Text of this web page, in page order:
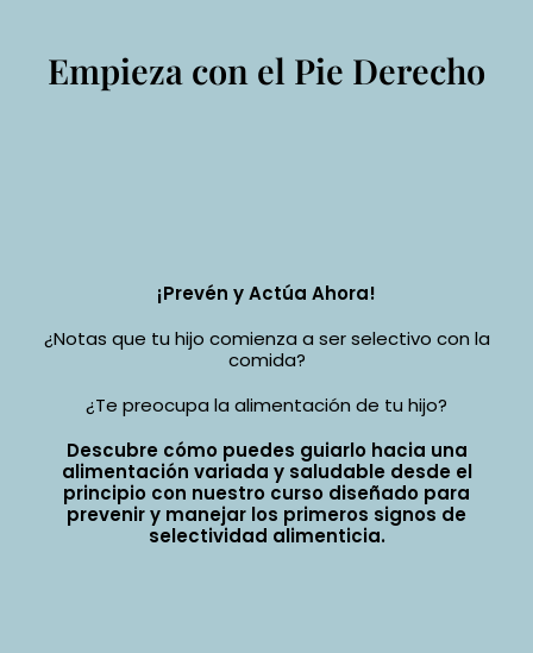
Empieza con el Pie Derecho
¡Prevén y Actúa Ahora!
¿Notas que tu hijo comienza a ser selectivo con la
comida?
¿Te preocupa la alimentación de tu hijo?
Descubre cómo puedes guiarlo hacia una
alimentación variada y saludable desde el
principio con nuestro curso diseñado para
prevenir y manejar los primeros signos de
selectividad alimenticia.